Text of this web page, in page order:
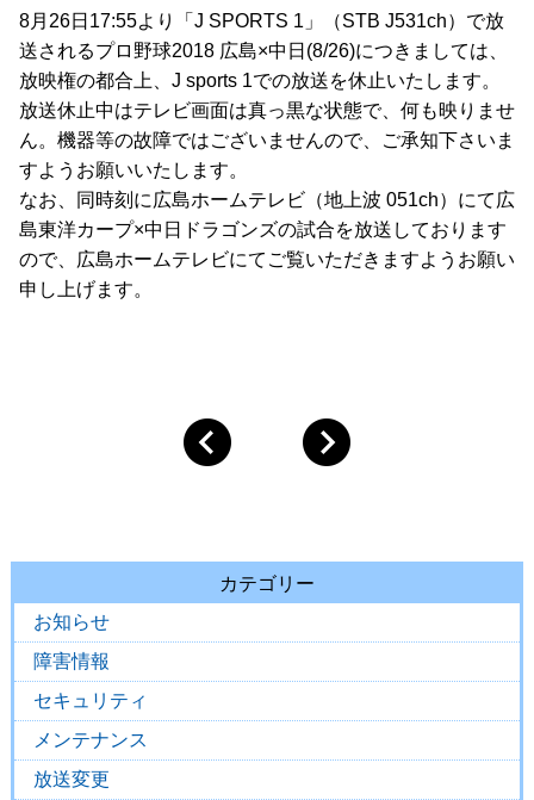
8月26日17:55より「J SPORTS 1」（STB J531ch）で放
送されるプロ野球2018 広島×中日(8/26)につきましては、
放映権の都合上、J sports 1での放送を休止いたします。
放送休止中はテレビ画面は真っ黒な状態で、何も映りませ
ん。機器等の故障ではございませんので、ご承知下さいま
すようお願いいたします。
なお、同時刻に広島ホームテレビ（地上波 051ch）にて広
島東洋カープ×中日ドラゴンズの試合を放送しております
ので、広島ホームテレビにてご覧いただきますようお願い
申し上げます。
カテゴリー
お知らせ
障害情報
セキュリティ
メンテナンス
放送変更